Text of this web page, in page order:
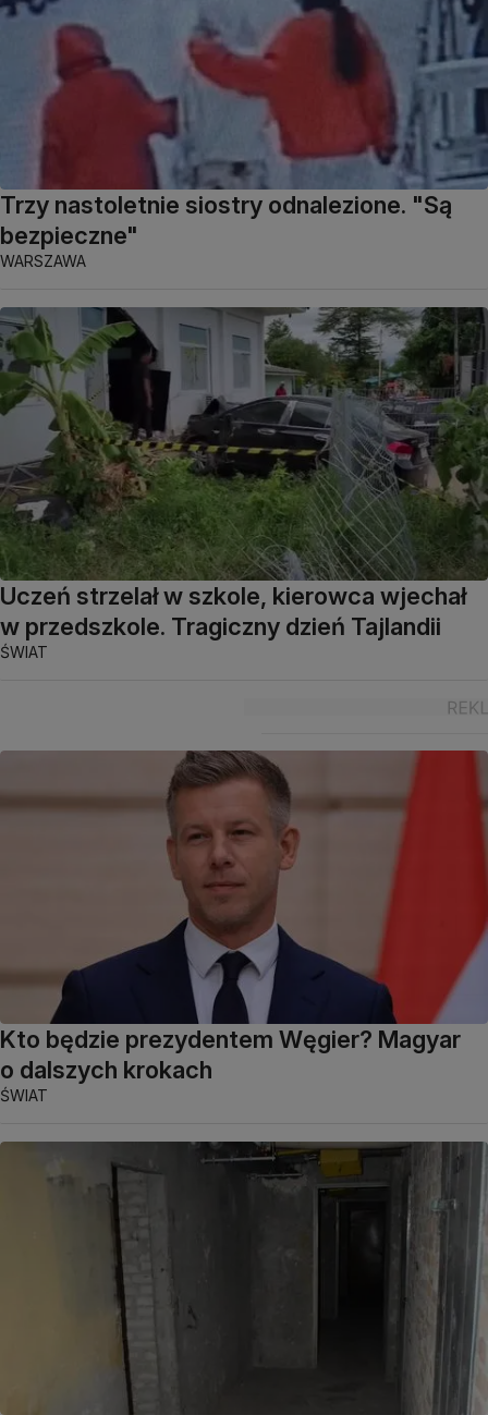
Trzy nastoletnie siostry odnalezione. "Są
bezpieczne"
WARSZAWA
Uczeń strzelał w szkole, kierowca wjechał
w przedszkole. Tragiczny dzień Tajlandii
ŚWIAT
Kto będzie prezydentem Węgier? Magyar
o dalszych krokach
ŚWIAT